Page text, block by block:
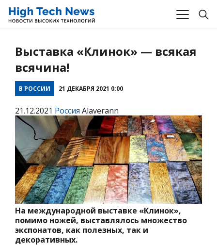
Выставка «Клинок» — всякая
всячина!
В РОССИИ 21 ДЕКАБРЯ 2021 0:00
21.12.2021 Россия Alaverann
На международной выставке «Клинок»,
помимо ножей, выставлялось множество
экспонатов, как полезных, так и
декоративных.